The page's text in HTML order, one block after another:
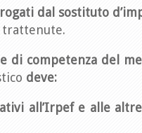
dal sostituto
trattenute.
di competenza del
deve:
all’Irpef e alle